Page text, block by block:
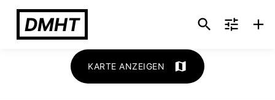
DMHT search tune add
map
KARTE ANZEIGEN